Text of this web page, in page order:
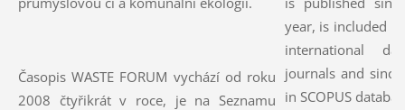
Časopis WASTE FORUM vychází od roku
2008 čtyřikrát v roce, je na Seznamu
year, is included in
international
journals and
in SCOPUS